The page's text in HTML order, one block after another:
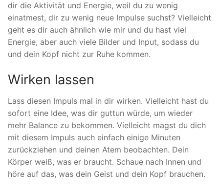
dir die Aktivität und Energie, weil du zu wenig
einatmest, dir zu wenig neue Impulse suchst? Vielleicht
geht es dir auch ähnlich wie mir und du hast viel
Energie, aber auch viele Bilder und Input, sodass du
und dein Kopf nicht zur Ruhe kommen.
Wirken lassen
Lass diesen Impuls mal in dir wirken. Vielleicht hast du
sofort eine Idee, was dir guttun würde, um wieder
mehr Balance zu bekommen. Vielleicht magst du dich
mit diesem Impuls auch einfach einige Minuten
zurückziehen und deinen Atem beobachten. Dein
Körper weiß, was er braucht. Schaue nach Innen und
höre auf das, was dein Geist und dein Kopf brauchen.